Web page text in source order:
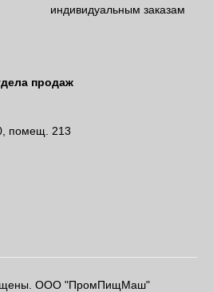
индивидуальным заказам
продаж
помещ. 213
ООО "ПромПищМаш"